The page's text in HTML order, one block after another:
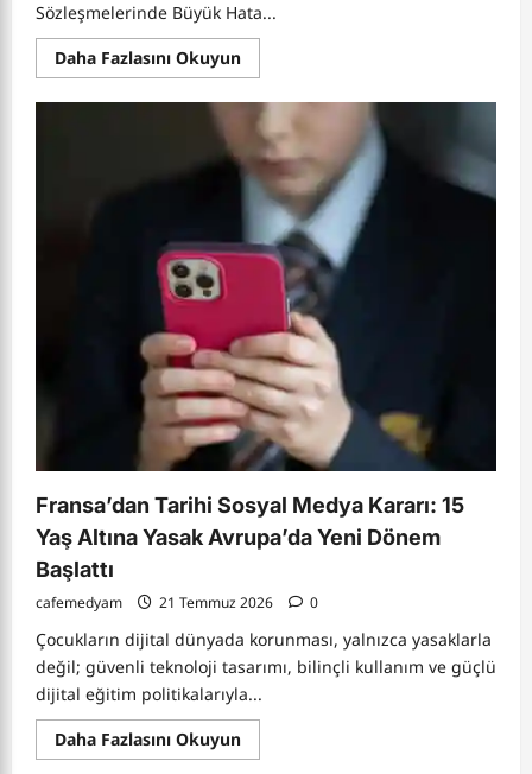
Sözleşmelerinde Büyük Hata...
Daha Fazlasını OkuyunRead
more
Hukuk
Haberleri
Sözleşmeleri
Uzmana
Sorun,
Hangi
Vasiyet
Geçerli?,Kooperatif
Usulü
Daire
Satışları.
Fransa’dan Tarihi Sosyal Medya Kararı: 15
Yaş Altına Yasak Avrupa’da Yeni Dönem
Başlattı
cafemedyam 21 Temmuz 2026 0
Çocukların dijital dünyada korunması, yalnızca yasaklarla
değil; güvenli teknoloji tasarımı, bilinçli kullanım ve güçlü
dijital eğitim politikalarıyla...
Daha Fazlasını OkuyunRead
more